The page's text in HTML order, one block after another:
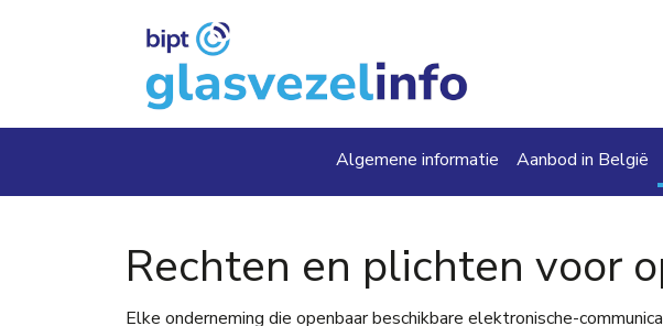
Main navigation
Algemene informatie Aanbod in België
Rechten en plichten voor
Elke onderneming die openbaar beschikbare elektronische-